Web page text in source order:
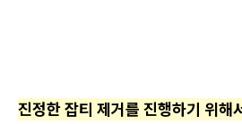
진정한 잡티 제거를 진행하기 위해